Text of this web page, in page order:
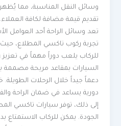
وسائل النقل المناسبة، مما يُظهر
تقديم قيمة مضافة لكافة العملاء.
تعد وسائل الراحة أحد العوامل
تجربة ركوب تاكسي المطلاع، حيث أن
للركاب يلعب دوراً مهماً في تعزيز
السيارات بمقاعد مريحة مصممة
دعماً جيداً خلال الرحلات الطويلة.
دورية يساعد في ضمان الراحة
إلى ذلك، توفر سيارات تاكسي
الجودة. يمكن للركاب الاستمتاع